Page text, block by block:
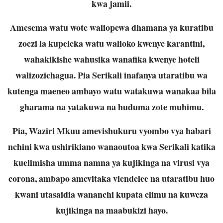
kwa jamii.
Amesema watu wote waliopewa dhamana ya kuratibu
zoezi la kupeleka watu walioko kwenye karantini,
wahakikishe wahusika wanafika kwenye hoteli
walizozichagua. Pia Serikali inafanya utaratibu wa
kutenga maeneo ambayo watu watakuwa wanakaa bila
gharama na yatakuwa na huduma zote muhimu.
Pia, Waziri Mkuu amevishukuru vyombo vya habari
nchini kwa ushirikiano wanaoutoa kwa Serikali katika
kuelimisha umma namna ya kujikinga na virusi vya
corona, ambapo amevitaka viendelee na utaratibu huo
kwani utasaidia wananchi kupata elimu na kuweza
kujikinga na maabukizi hayo.